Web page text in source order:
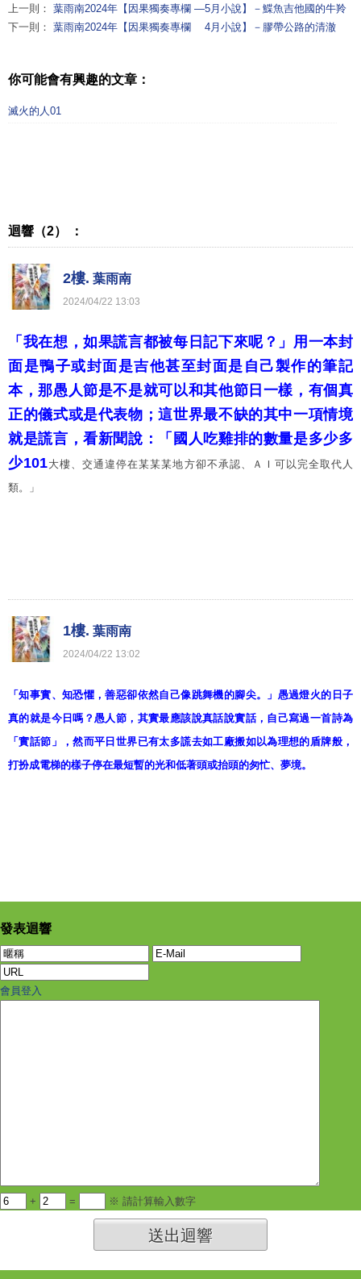
上一則： 葉雨南2024年【因果獨奏專欄 —5月小說】－鰈魚吉他國的牛羚
下一則： 葉雨南2024年【因果獨奏專欄 4月小說】－膠帶公路的清澈
你可能會有興趣的文章：
滅火的人01
迴響（2） ：
2樓. 葉雨南
2024/04/22 13:03
「我在想，如果謊言都被每日記下來呢？」用一本封
面是鴨子或封面是吉他甚至封面是自己製作的筆記
本，那愚人節是不是就可以和其他節日一樣，有個真
正的儀式或是代表物；這世界最不缺的其中一項情境
就是謊言，看新聞說：「國人吃雞排的數量是多少多
少101大樓、交通違停在某某某地方卻不承認、ＡＩ可以完全取代人
類。」
1樓. 葉雨南
2024/04/22 13:02
「知事實、知恐懼，善惡卻依然自己像跳舞機的腳尖。」愚過燈火的日子
真的就是今日嗎？愚人節，其實最應該說真話說實話，自己寫過一首詩為
「實話節」，然而平日世界已有太多謊去如工廠搬如以為理想的盾牌般，
打扮成電梯的樣子停在最短暫的光和低著頭或抬頭的匆忙、夢境。
發表迴響
會員登入
+ = ※ 請計算輸入數字
送出迴響